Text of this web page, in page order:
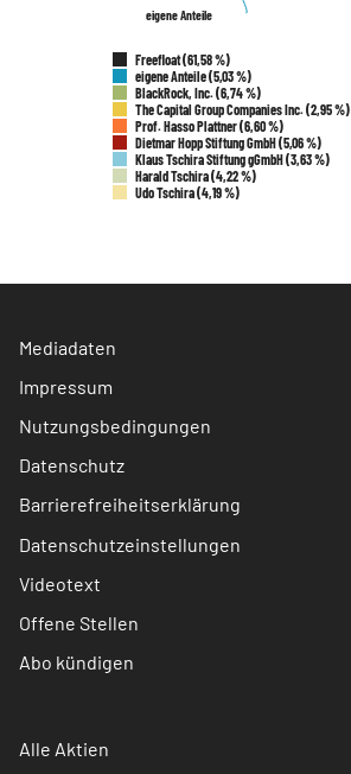
eigene Anteile
eigene Anteile
Freefloat (61,58 %)
eigene Anteile (5,03 %)
BlackRock, Inc. (6,74 %)
The Capital Group Companies Inc. (2,95 %)
Prof. Hasso Plattner (6,60 %)
Dietmar Hopp Stiftung GmbH (5,06 %)
Klaus Tschira Stiftung gGmbH (3,63 %)
Harald Tschira (4,22 %)
Udo Tschira (4,19 %)
Mediadaten
Impressum
Nutzungsbedingungen
Datenschutz
Barrierefreiheitserklärung
Datenschutzeinstellungen
Videotext
Offene Stellen
Abo kündigen
Alle Aktien